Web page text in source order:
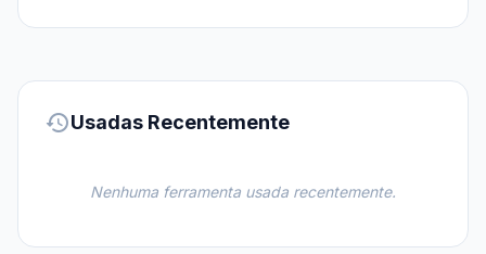
historyUsadas Recentemente
Nenhuma ferramenta usada recentemente.